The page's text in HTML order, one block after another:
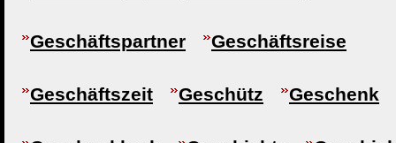
Geschäftspartner Geschäftsreise
Geschäftszeit Geschütz Geschenk